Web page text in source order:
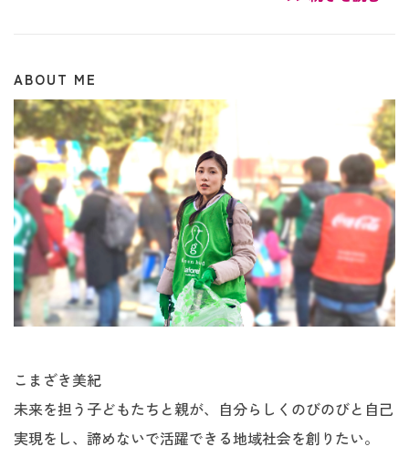
ABOUT ME
こまざき美紀
未来を担う子どもたちと親が、自分らしくのびのびと自己
実現をし、諦めないで活躍できる地域社会を創りたい。